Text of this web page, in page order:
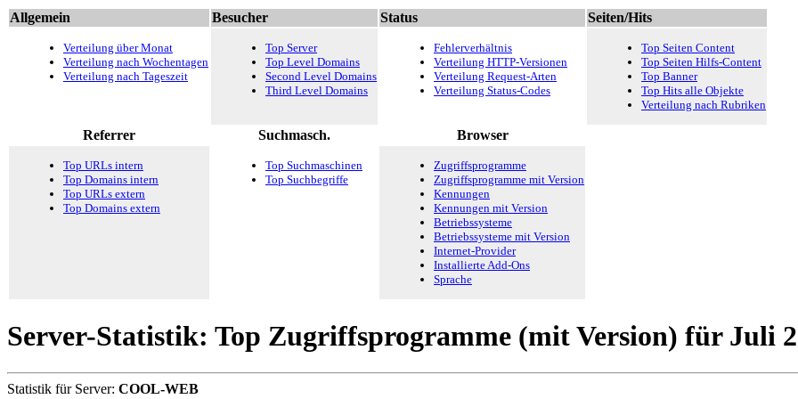
Allgemein Besucher Status Seiten/Hits
Verteilung über Monat
Verteilung nach Wochentagen
Verteilung nach Tageszeit
Top Server
Top Level Domains
Second Level Domains
Third Level Domains
Fehlerverhältnis
Verteilung HTTP-Versionen
Verteilung Request-Arten
Verteilung Status-Codes
Top Seiten Content
Top Seiten Hilfs-Content
Top Banner
Top Hits alle Objekte
Verteilung nach Rubriken
Referrer Suchmasch. Browser
Top URLs intern
Top Domains intern
Top URLs extern
Top Domains extern
Top Suchmaschinen
Top Suchbegriffe
Zugriffsprogramme
Zugriffsprogramme mit Version
Kennungen
Kennungen mit Version
Betriebssysteme
Betriebssysteme mit Version
Internet-Provider
Installierte Add-Ons
Sprache
Server-Statistik: Top Zugriffsprogramme (mit Version) für Juli
Statistik für Server: COOL-WEB